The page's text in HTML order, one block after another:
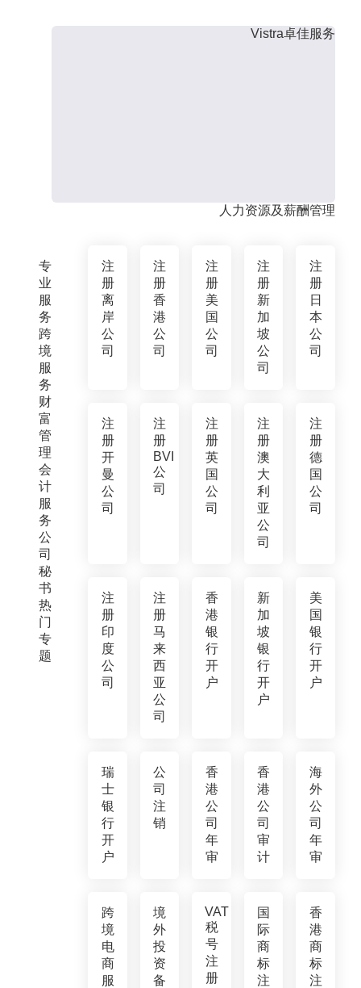
专
业
服
务
跨
境
服
务
财
富
管
理
会
计
服
务
公
司
秘
书
热
门
专
题
Vistra卓佳服务
人力资源及薪酬管理
注
册
离
岸
公
司
注
册
香
港
公
司
注
册
美
国
公
司
注
册
新
加
坡
公
司
注
册
日
本
公
司
注
册
开
曼
公
司
注
册
BVI
公
司
注
册
英
国
公
司
注
册
澳
大
利
亚
公
司
注
册
德
国
公
司
注
册
印
度
公
司
注
册
马
来
西
亚
公
司
香
港
银
行
开
户
新
加
坡
银
行
开
户
美
国
银
行
开
户
瑞
士
银
行
开
户
公
司
注
销
香
港
公
司
年
审
香
港
公
司
审
计
海
外
公
司
年
审
跨
境
电
商
服
境
外
投
资
备
VAT
税
号
注
册
国
际
商
标
注
香
港
商
标
注